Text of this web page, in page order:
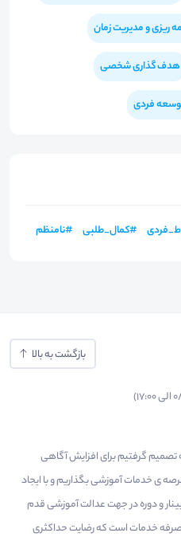
ریزی و مدیریت زمان
هدف گذاری شخصی
فردی
#کمال_طلبی #نامنظم
بازگشت به بالا
شد، زمانی که تصمیم گرفتیم برای افزایش آگاهی
ی خدمات آموزشی بگذاریم و با ایجاد
و دوره در جهت عدالت آموزشی قدم
خدمات است که رضایت حداکثری